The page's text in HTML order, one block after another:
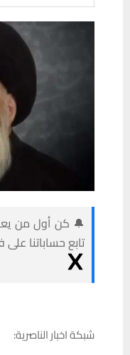
🔔 كن أول من
تابع حساباتنا
شبكة اخبار الناصرية: